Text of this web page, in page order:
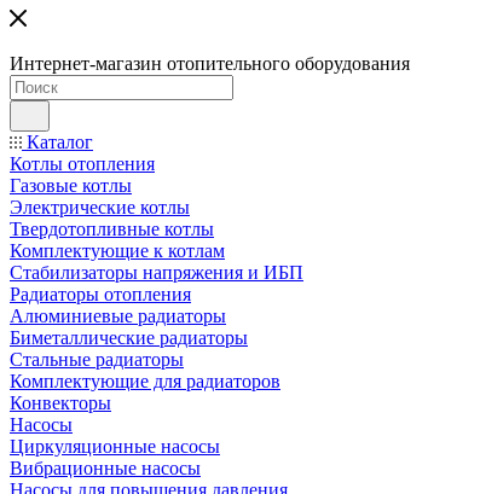
Интернет-магазин отопительного оборудования
Каталог
Котлы отопления
Газовые котлы
Электрические котлы
Твердотопливные котлы
Комплектующие к котлам
Стабилизаторы напряжения и ИБП
Радиаторы отопления
Алюминиевые радиаторы
Биметаллические радиаторы
Стальные радиаторы
Комплектующие для радиаторов
Конвекторы
Насосы
Циркуляционные насосы
Вибрационные насосы
Насосы для повышения давления